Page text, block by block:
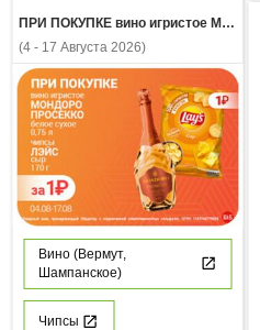
ПРИ ПОКУПКЕ вино игристое МОНДОРО ПРОСЕККО белое сухое 0,75л чипсы ЛЭЙС сыр 170г за 1 рубль
(4 - 17 Августа 2026)
Вино (Вермут,
Шампанское)
Чипсы